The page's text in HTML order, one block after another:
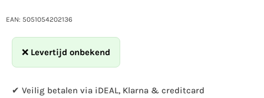
voor
2,5kg
voor
2,5kg
EAN: 5051054202136
❌ Levertijd onbekend
✔ Veilig betalen via iDEAL, Klarna & creditcard